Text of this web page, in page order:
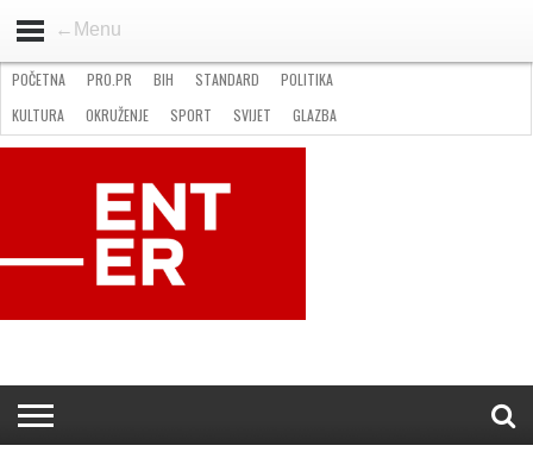
←Menu
STANDARD
GOSPODARSTVO
OKRUŽENJE
POČETNA PRO.PR BIH STANDARD
POLITIKA
KULTURA
OKRUŽENJE SPORT SVIJET
GLAZBA
NATJEČAJI
FILMING LOCATION IN BH KONTAKT